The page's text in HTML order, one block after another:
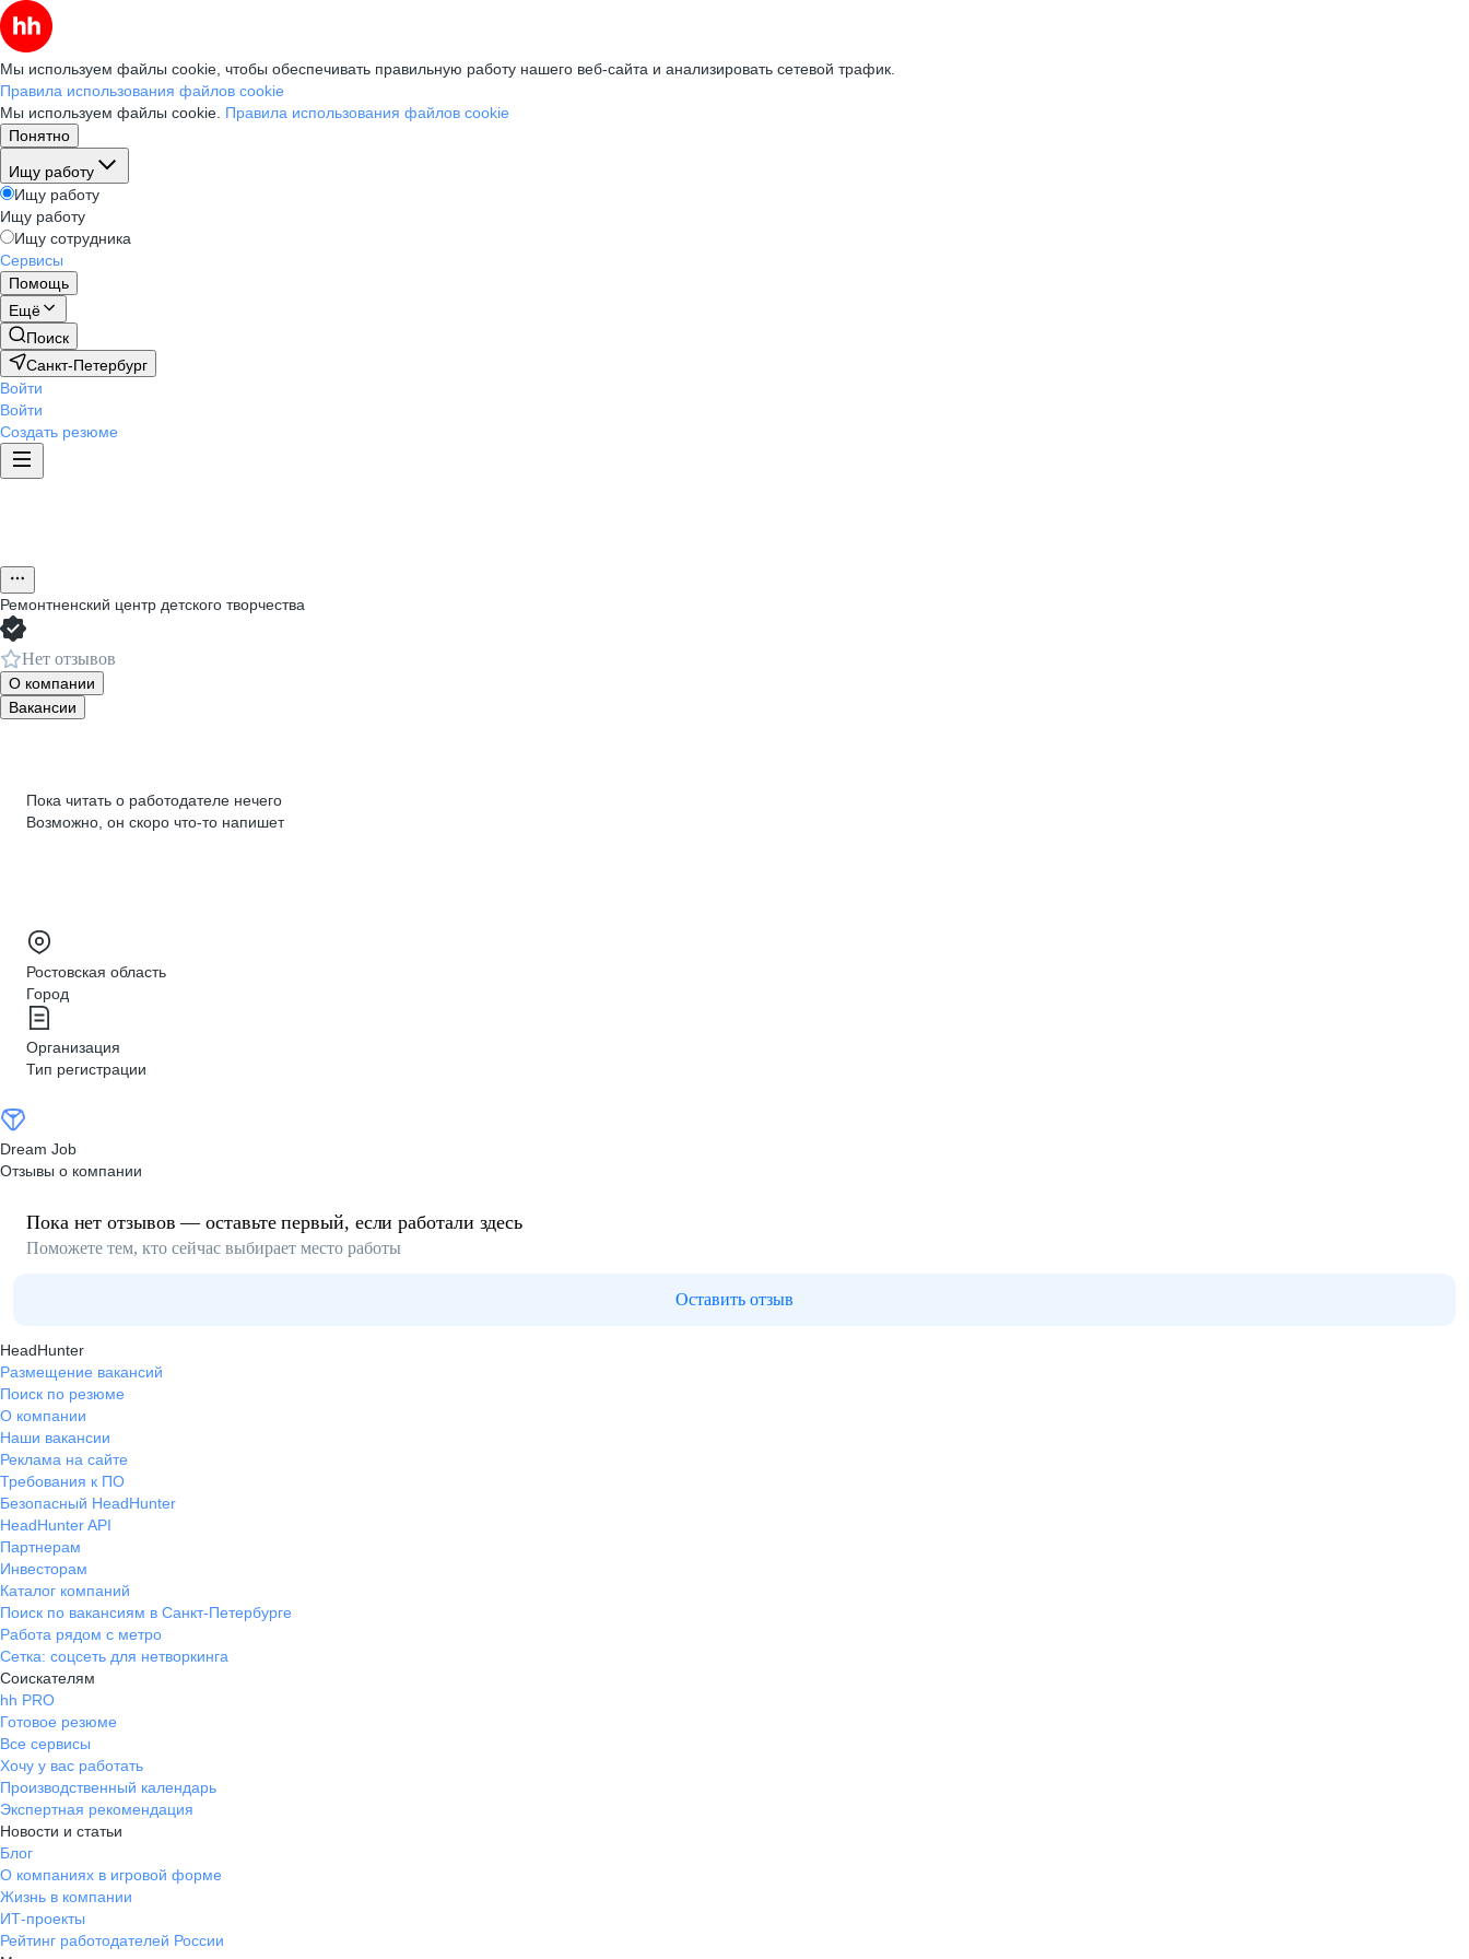
Мы используем файлы cookie, чтобы обеспечивать правильную работу нашего веб-сайта и анализировать сетевой трафик.
Правила использования файлов cookie
Мы используем файлы cookie. Правила использования файлов cookie
Понятно
Ищу работу
Ищу работу
Ищу работу
Ищу сотрудника
Сервисы
Помощь
Ещё
Поиск
Санкт-Петербург
Войти
Войти
Создать резюме
Ремонтненский центр детского творчества
Нет отзывов
О компании
Вакансии
Пока читать о работодателе нечего
Возможно, он скоро что‑то напишет
Ростовская область
Город
Организация
Тип регистрации
Dream Job
Отзывы о компании
Пока нет отзывов — оставьте первый, если работали здесь
Поможете тем, кто сейчас выбирает место работы
Оставить отзыв
HeadHunter
Размещение вакансий
Поиск по резюме
О компании
Наши вакансии
Реклама на сайте
Требования к ПО
Безопасный HeadHunter
HeadHunter API
Партнерам
Инвесторам
Каталог компаний
Поиск по вакансиям в Санкт-Петербурге
Работа рядом с метро
Сетка: соцсеть для нетворкинга
Соискателям
hh PRO
Готовое резюме
Все сервисы
Хочу у вас работать
Производственный календарь
Экспертная рекомендация
Новости и статьи
Блог
О компаниях в игровой форме
Жизнь в компании
ИТ-проекты
Рейтинг работодателей России